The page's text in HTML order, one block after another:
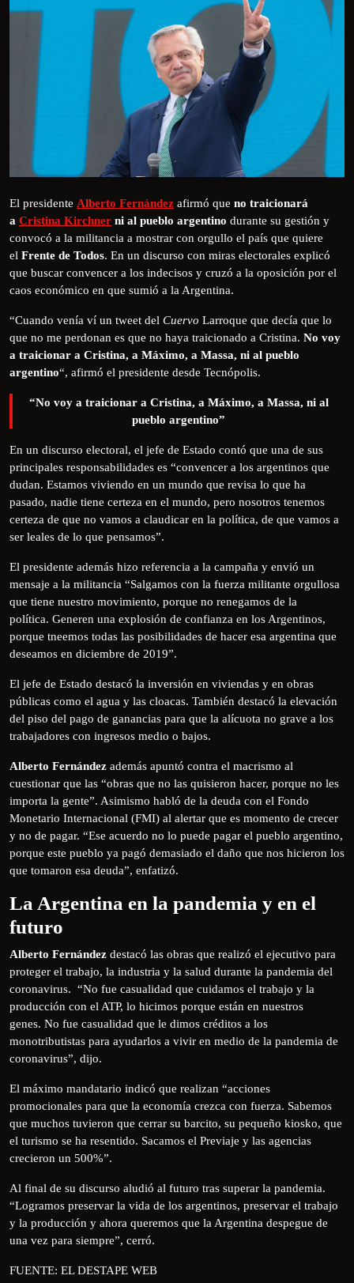
El presidente Alberto Fernández afirmó que no traicionará
a Cristina Kirchner ni al pueblo argentino durante su gestión y
convocó a la militancia a mostrar con orgullo el país que quiere
el Frente de Todos. En un discurso con miras electorales explicó
que buscar convencer a los indecisos y cruzó a la oposición por el
caos económico en que sumió a la Argentina.
“Cuando venía ví un tweet del Cuervo Larroque que decía que lo
que no me perdonan es que no haya traicionado a Cristina. No voy
a traicionar a Cristina, a Máximo, a Massa, ni al pueblo
argentino“, afirmó el presidente desde Tecnópolis.
“No voy a traicionar a Cristina, a Máximo, a Massa, ni al
pueblo argentino”
En un discurso electoral, el jefe de Estado contó que una de sus
principales responsabilidades es “convencer a los argentinos que
dudan. Estamos viviendo en un mundo que revisa lo que ha
pasado, nadie tiene certeza en el mundo, pero nosotros tenemos
certeza de que no vamos a claudicar en la política, de que vamos a
ser leales de lo que pensamos”.
El presidente además hizo referencia a la campaña y envió un
mensaje a la militancia “Salgamos con la fuerza militante orgullosa
que tiene nuestro movimiento, porque no renegamos de la
política. Generen una explosión de confianza en los Argentinos,
porque tneemos todas las posibilidades de hacer esa argentina que
deseamos en diciembre de 2019”.
El jefe de Estado destacó la inversión en viviendas y en obras
públicas como el agua y las cloacas. También destacó la elevación
del piso del pago de ganancias para que la alícuota no grave a los
trabajadores con ingresos medio o bajos.
Alberto Fernández además apuntó contra el macrismo al
cuestionar que las “obras que no las quisieron hacer, porque no les
importa la gente”. Asimismo habló de la deuda con el Fondo
Monetario Internacional (FMI) al alertar que es momento de crecer
y no de pagar. “Ese acuerdo no lo puede pagar el pueblo argentino,
porque este pueblo ya pagó demasiado el daño que nos hicieron los
que tomaron esa deuda”, enfatizó.
La Argentina en la pandemia y en el
futuro
Alberto Fernández destacó las obras que realizó el ejecutivo para
proteger el trabajo, la industria y la salud durante la pandemia del
coronavirus. “No fue casualidad que cuidamos el trabajo y la
producción con el ATP, lo hicimos porque están en nuestros
genes. No fue casualidad que le dimos créditos a los
monotributistas para ayudarlos a vivir en medio de la pandemia de
coronavirus”, dijo.
El máximo mandatario indicó que realizan “acciones
promocionales para que la economía crezca con fuerza. Sabemos
que muchos tuvieron que cerrar su barcito, su pequeño kiosko, que
el turismo se ha resentido. Sacamos el Previaje y las agencias
crecieron un 500%”.
Al final de su discurso aludió al futuro tras superar la pandemia.
“Logramos preservar la vida de los argentinos, preservar el trabajo
y la producción y ahora queremos que la Argentina despegue de
una vez para siempre”, cerró.
FUENTE: EL DESTAPE WEB